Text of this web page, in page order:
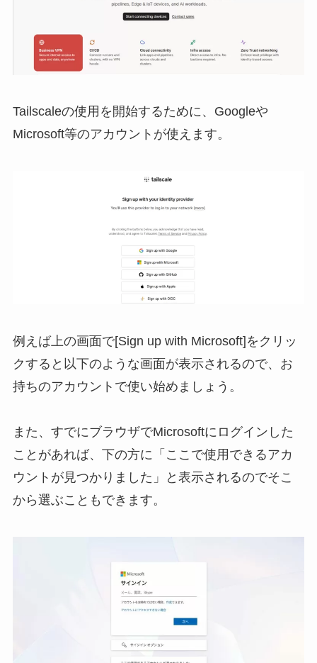
Tailscaleの使用を開始するために、Googleや
Microsoft等のアカウントが使えます。
例えば上の画⾯で[Sign up with Microsoft]をクリッ
クすると以下のような画⾯が表示されるので、お
持ちのアカウントで使い始めましょう。
また、すでにブラウザでMicrosoftにログインした
ことがあれば、下の方に「ここで使用できるアカ
ウントが⾒つかりました」と表示されるのでそこ
から選ぶこともできます。